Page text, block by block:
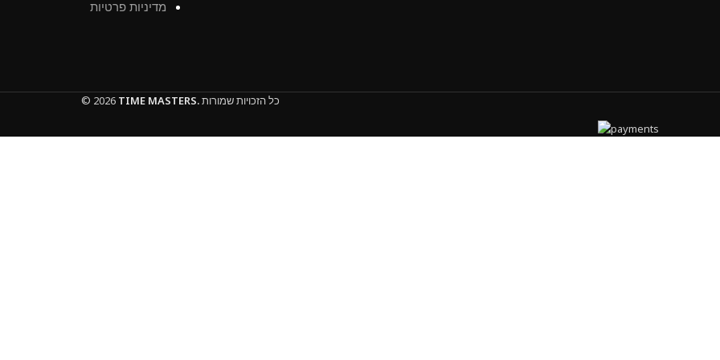
מדיניות פרטיות
© 2026 TIME MASTERS.כל הזכויות שמורות